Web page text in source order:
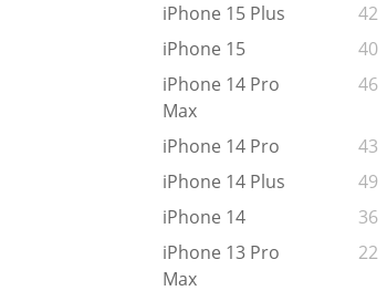
iPhone 15 Plus
42
iPhone 15
40
iPhone 14 Pro
Max
46
iPhone 14 Pro
43
iPhone 14 Plus
49
iPhone 14
36
iPhone 13 Pro
Max
22